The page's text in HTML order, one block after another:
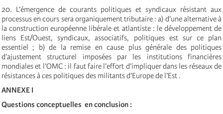
20. L’émergence de courants politiques et syndicaux résistant aux
processus en cours sera organiquement tributaire : a) d’une alternative à
la construction européenne libérale et atlantiste : le développement de
liens Est/Ouest, syndicaux, associatifs, politiques est sur ce plan
essentiel ; b) de la remise en cause plus générale des politiques
d’ajustement structurel imposées par les institutions financières
mondiales et l’OMC : il faut faire l’effort d’impliquer dans les réseaux de
résistances à ces politiques des militants d’Europe de l’Est .
ANNEXE I
Questions conceptuelles ­ en conclusion :